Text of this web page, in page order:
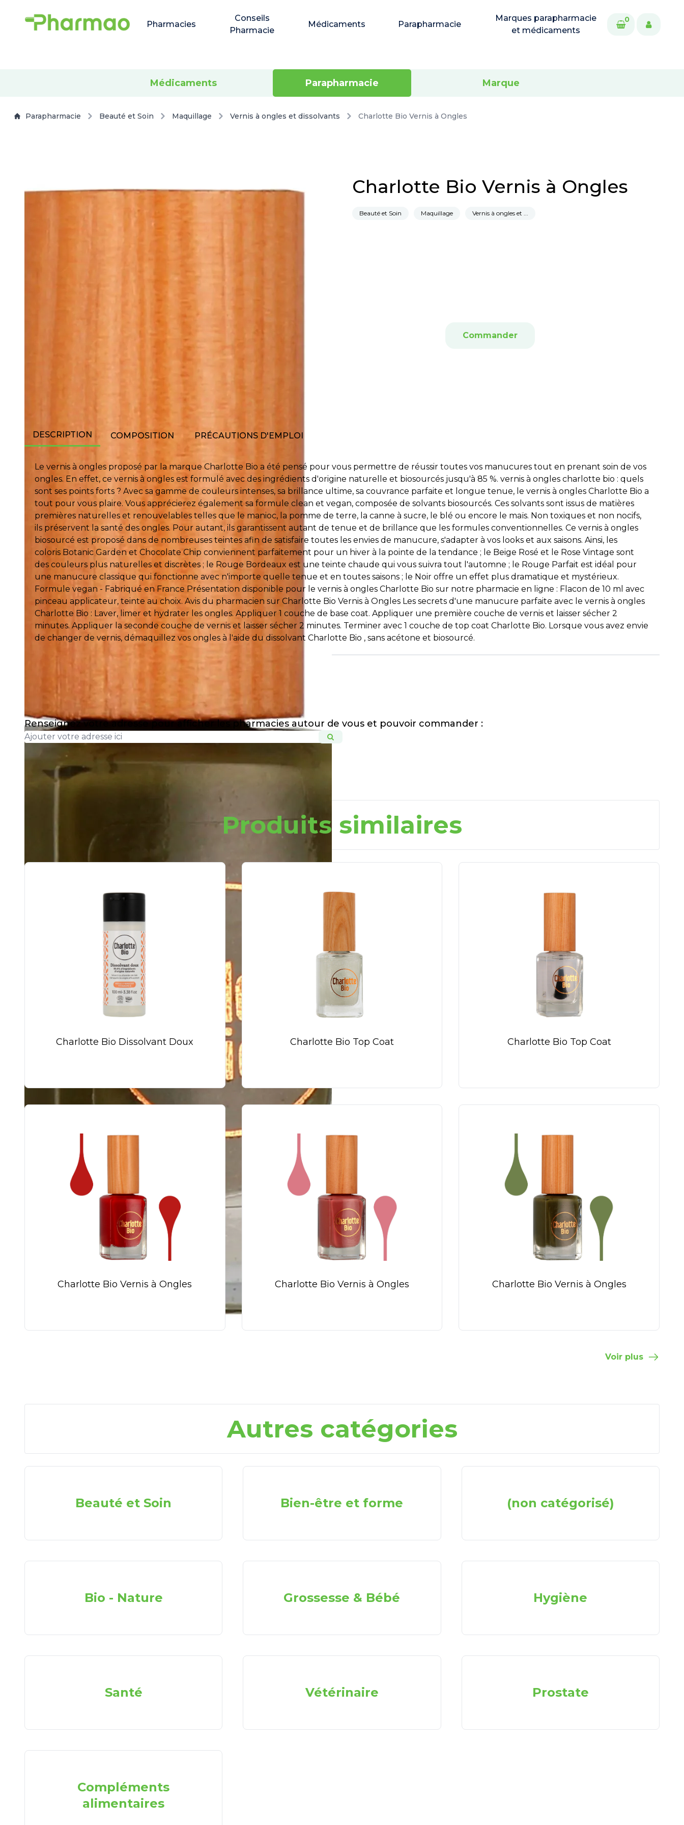
Pharmacies
Conseils
Pharmacie
Médicaments Parapharmacie
Marques parapharmacie
et médicaments
0
Médicaments Parapharmacie Marque
Parapharmacie Beauté et Soin Maquillage Vernis à ongles et dissolvants Charlotte Bio Vernis à Ongles
Charlotte Bio Vernis à Ongles
Beauté et Soin Maquillage Vernis à ongles et ...
Commander
DESCRIPTION COMPOSITION PRÉCAUTIONS D'EMPLOI
Le vernis à ongles proposé par la marque Charlotte Bio a été pensé pour vous permettre de réussir toutes vos manucures tout en prenant soin de vos
ongles. En effet, ce vernis à ongles est formulé avec des ingrédients d'origine naturelle et biosourcés jusqu'à 85 %. vernis à ongles charlotte bio : quels
sont ses points forts ? Avec sa gamme de couleurs intenses, sa brillance ultime, sa couvrance parfaite et longue tenue, le vernis à ongles Charlotte Bio a
tout pour vous plaire. Vous apprécierez également sa formule clean et vegan, composée de solvants biosourcés. Ces solvants sont issus de matières
premières naturelles et renouvelables telles que le manioc, la pomme de terre, la canne à sucre, le blé ou encore le maïs. Non toxiques et non nocifs,
ils préservent la santé des ongles. Pour autant, ils garantissent autant de tenue et de brillance que les formules conventionnelles. Ce vernis à ongles
biosourcé est proposé dans de nombreuses teintes afin de satisfaire toutes les envies de manucure, s'adapter à vos looks et aux saisons. Ainsi, les
coloris Botanic Garden et Chocolate Chip conviennent parfaitement pour un hiver à la pointe de la tendance ; le Beige Rosé et le Rose Vintage sont
des couleurs plus naturelles et discrètes ; le Rouge Bordeaux est une teinte chaude qui vous suivra tout l'automne ; le Rouge Parfait est idéal pour
une manucure classique qui fonctionne avec n'importe quelle tenue et en toutes saisons ; le Noir offre un effet plus dramatique et mystérieux.
Formule vegan - Fabriqué en France Présentation disponible pour le vernis à ongles Charlotte Bio sur notre pharmacie en ligne : Flacon de 10 ml avec
pinceau applicateur, teinte au choix. Avis du pharmacien sur Charlotte Bio Vernis à Ongles Les secrets d'une manucure parfaite avec le vernis à ongles
Charlotte Bio : Laver, limer et hydrater les ongles. Appliquer 1 couche de base coat. Appliquer une première couche de vernis et laisser sécher 2
minutes. Appliquer la seconde couche de vernis et laisser sécher 2 minutes. Terminer avec 1 couche de top coat Charlotte Bio. Lorsque vous avez envie
de changer de vernis, démaquillez vos ongles à l'aide du dissolvant Charlotte Bio , sans acétone et biosourcé.
Renseignez votre adresse pour afficher les pharmacies autour de vous et pouvoir commander :
Produits similaires
Charlotte Bio Dissolvant Doux Charlotte Bio Top Coat Charlotte Bio Top Coat
Charlotte Bio Vernis à Ongles Charlotte Bio Vernis à Ongles Charlotte Bio Vernis à Ongles
Voir plus
Autres catégories
Beauté et Soin Bien-être et forme (non catégorisé)
Bio - Nature Grossesse & Bébé Hygiène
Santé Vétérinaire Prostate
Compléments
alimentaires